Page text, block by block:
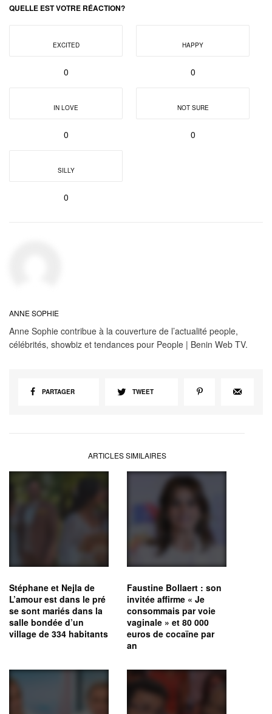
QUELLE EST VOTRE RÉACTION?
EXCITED
0
HAPPY
0
IN LOVE
0
NOT SURE
0
SILLY
0
ANNE SOPHIE
Anne Sophie contribue à la couverture de l’actualité people,
célébrités, showbiz et tendances pour People | Benin Web TV.
PARTAGER TWEET
ARTICLES SIMILAIRES
Stéphane et Nejla de
L’amour est dans le pré
se sont mariés dans la
salle bondée d’un
village de 334 habitants
Faustine Bollaert : son
invitée affirme « Je
consommais par voie
vaginale » et 80 000
euros de cocaïne par
an